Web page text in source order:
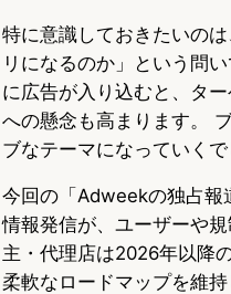
特に意識しておきたいの
リになるのか」という問
に広告が入り込むと、タ
への懸念も高まります。
ブなテーマになっていくで
今回の「Adweekの独占報
情報発信が、ユーザーや
主・代理店は2026年以降
柔軟なロードマップを維